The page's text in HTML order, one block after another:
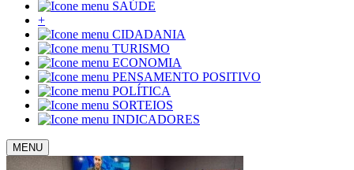
SAÚDE
+
CIDADANIA
TURISMO
ECONOMIA
PENSAMENTO POSITIVO
POLÍTICA
SORTEIOS
INDICADORES
MENU